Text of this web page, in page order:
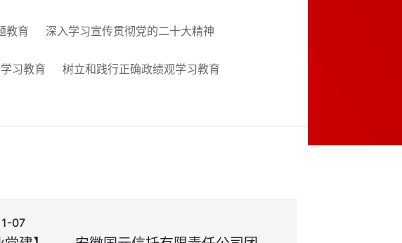
教育 深入学习宣传贯彻党的二十大精神
习教育 树立和践行正确政绩观学习教育
07